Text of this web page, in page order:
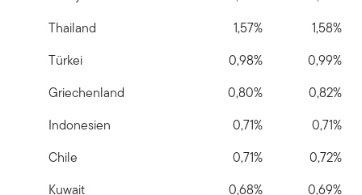
Thailand
1,57%
1,58%
Türkei
0,98%
0,99%
Griechenland
0,80%
0,82%
Indonesien
0,71%
0,71%
Chile
0,71%
0,72%
Kuwait
0,68% 0,69%